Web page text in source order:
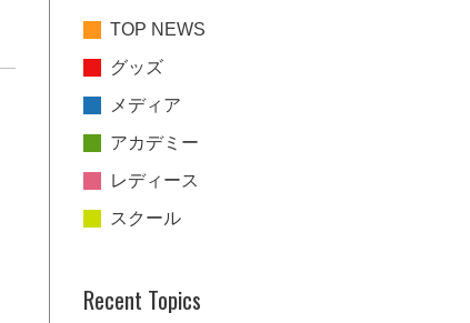
TOP NEWS
グッズ
メディア
アカデミー
レディース
スクール
Recent Topics